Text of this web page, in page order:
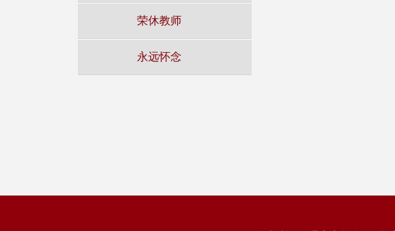
荣休教师
永远怀念